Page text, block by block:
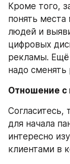
Кроме того,
понять
людей и
цифровых
рекламы. Ещё
надо сменять
Отношение с
Согласитесь,
для начала
интересно
клиентами в